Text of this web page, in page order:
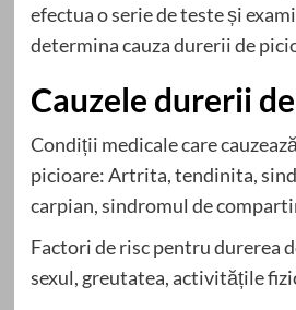
efectua o serie de teste și
determina cauza durerii de
Cauzele durerii
Condiții medicale care
picioare: Artrita, tendinita,
carpian, sindromul de
Factori de risc pentru durerea
sexul, greutatea, activitățile